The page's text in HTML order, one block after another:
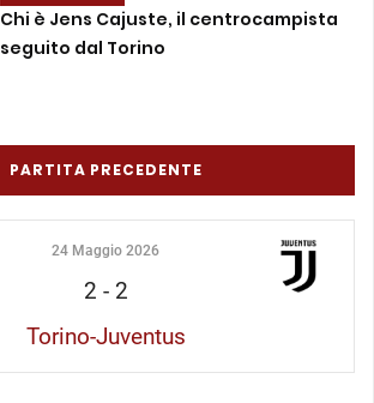
Chi è Jens Cajuste, il centrocampista
seguito dal Torino
PARTITA PRECEDENTE
24 Maggio 2026
2 - 2
Torino-Juventus